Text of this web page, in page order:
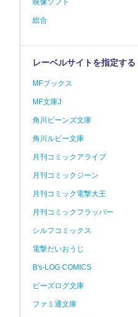
総合
レーベルサイトを指定する
MFブックス
MF文庫J
角川ビーンズ文庫
角川ルビー文庫
月刊コミックアライブ
月刊コミックジーン
月刊コミック電撃大王
月刊コミックフラッパー
シルフコミックス
電撃だいおうじ
B's-LOG COMICS
ビーズログ文庫
ファミ通文庫